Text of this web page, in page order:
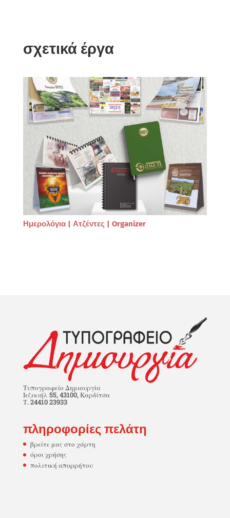
σχετικά έργα
Ημερολόγια | Ατζέντες | Organizer
Τυπογραφείο Δημιουργία
Ιεζεκιήλ 55, 43100, Καρδίτσα
Τ. 24410 23933
πληροφορίες πελάτη
βρείτε μας στο χάρτη
όροι χρήσης
πολιτική απορρήτου